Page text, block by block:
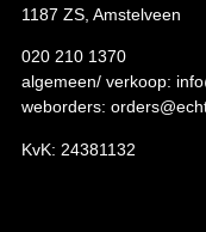
1187 ZS, Amstelveen
020 210 1370
algemeen/ verkoop:
weborders:
KvK: 24381132